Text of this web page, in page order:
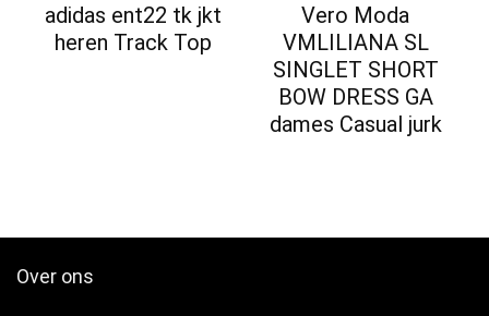
adidas ent22 tk jkt
heren Track Top
Vero Moda
VMLILIANA SL
SINGLET SHORT
BOW DRESS GA
dames Casual jurk
Over ons